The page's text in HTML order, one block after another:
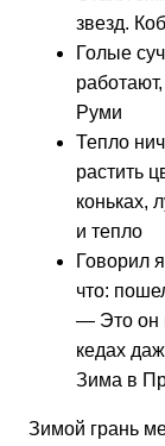
звезд.
Голые
Руми
Тепло
растить
коньках,
и тепло
Говорил
что:
— Это он
кедах
Зима в
Зимой грань